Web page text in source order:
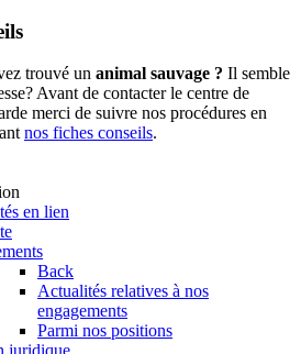
trouvé un animal sauvage ? Il semble
Avant de contacter le centre de
merci de suivre nos procédures en
nos fiches conseils.
en lien
Back
Actualités relatives à nos
engagements
Parmi nos positions